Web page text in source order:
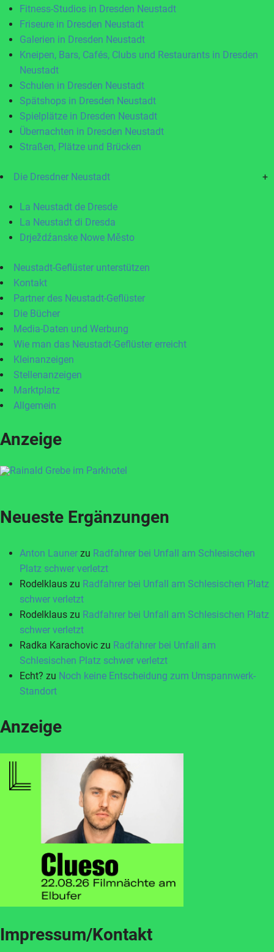
Fitness-Studios in Dresden Neustadt
Friseure in Dresden Neustadt
Galerien in Dresden Neustadt
Kneipen, Bars, Cafés, Clubs und Restaurants in Dresden
Neustadt
Schulen in Dresden Neustadt
Spätshops in Dresden Neustadt
Spielplätze in Dresden Neustadt
Übernachten in Dresden Neustadt
Straßen, Plätze und Brücken
Die Dresdner Neustadt +
La Neustadt de Dresde
La Neustadt di Dresda
Drježdźanske Nowe Město
Neustadt-Geflüster unterstützen
Kontakt
Partner des Neustadt-Geflüster
Die Bücher
Media-Daten und Werbung
Wie man das Neustadt-Geflüster erreicht
Kleinanzeigen
Stellenanzeigen
Marktplatz
Allgemein
Anzeige
Neueste Ergänzungen
Anton Launer zu Radfahrer bei Unfall am Schlesischen
Platz schwer verletzt
Rodelklaus zu Radfahrer bei Unfall am Schlesischen Platz
schwer verletzt
Rodelklaus zu Radfahrer bei Unfall am Schlesischen Platz
schwer verletzt
Radka Karachovic zu Radfahrer bei Unfall am
Schlesischen Platz schwer verletzt
Echt? zu Noch keine Entscheidung zum Umspannwerk-
Standort
Anzeige
Impressum/Kontakt